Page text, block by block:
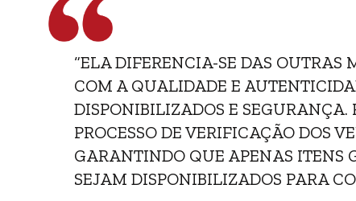
“ELA DIFERENCIA-SE DAS OUTRAS
COM A QUALIDADE E
DISPONIBILIZADOS E
PROCESSO DE VERIFICAÇÃO DOS
GARANTINDO QUE APENAS ITENS
SEJAM DISPONIBILIZADOS PARA